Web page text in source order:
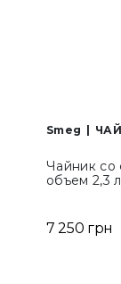
Smeg
Чайник со
объем 2,3
7 250 грн